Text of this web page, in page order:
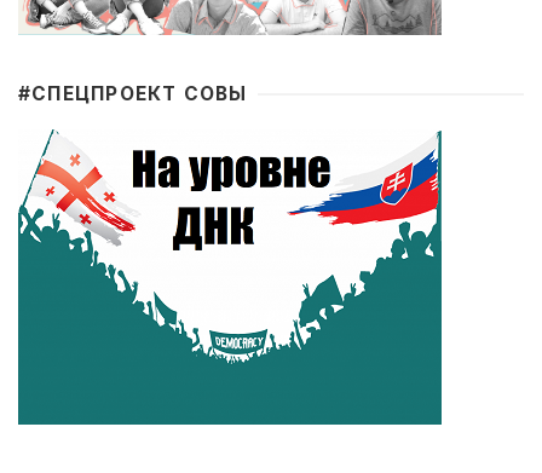
#CПЕЦПРОЕКТ СОВЫ